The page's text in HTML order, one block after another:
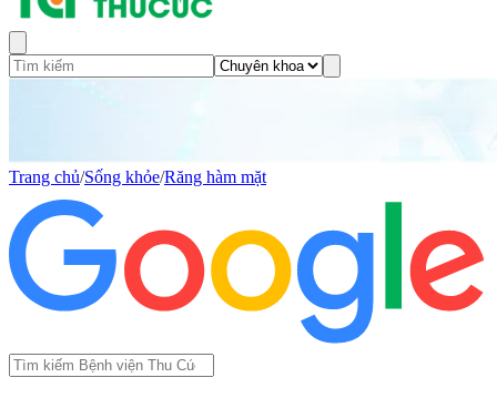
Trang chủ/Sống khỏe/Răng hàm mặt